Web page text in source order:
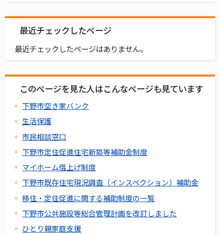
最近チェックしたページ
最近チェックしたページはありません。
このページを見た人はこんなページも見ています
下野市空き家バンク
生活保護
市民相談窓口
下野市定住促進住宅新築等補助金制度
マイホーム借上げ制度
下野市既存住宅現況調査（インスペクション）補助金
移住・定住促進に関する補助制度の一覧
下野市公共施設等総合管理計画を改訂しました
ひとり親家庭支援